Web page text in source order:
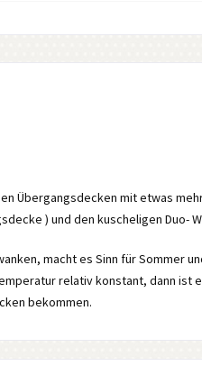
Übergangsdecken mit etwas
) und den kuscheligen Duo-
macht es Sinn für Sommer
relativ konstant, dann ist
bekommen.